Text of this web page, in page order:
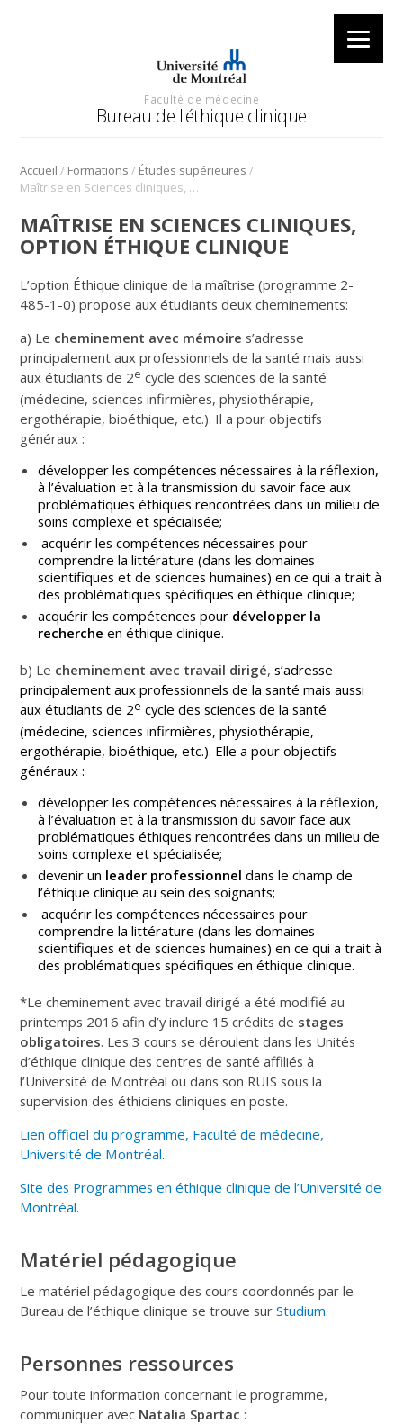
Faculté de médecine
Bureau de l'éthique clinique
Accueil / Formations / Études supérieures /
Maîtrise en Sciences cliniques, option éthique clinique
MAÎTRISE EN SCIENCES CLINIQUES,
OPTION ÉTHIQUE CLINIQUE
L’option Éthique clinique de la maîtrise (programme 2-
485-1-0) propose aux étudiants deux cheminements:
a) Le cheminement avec mémoire s’adresse
principalement aux professionnels de la santé mais aussi
aux étudiants de 2e cycle des sciences de la santé
(médecine, sciences infirmières, physiothérapie,
ergothérapie, bioéthique, etc.). Il a pour objectifs
généraux :
développer les compétences nécessaires à la réflexion,
à l’évaluation et à la transmission du savoir face aux
problématiques éthiques rencontrées dans un milieu de
soins complexe et spécialisée;
acquérir les compétences nécessaires pour
comprendre la littérature (dans les domaines
scientifiques et de sciences humaines) en ce qui a trait à
des problématiques spécifiques en éthique clinique;
acquérir les compétences pour développer la
recherche en éthique clinique.
b) Le cheminement avec travail dirigé,s’adresse
principalement aux professionnels de la santé mais aussi
aux étudiants de 2e cycle des sciences de la santé
(médecine, sciences infirmières, physiothérapie,
ergothérapie, bioéthique, etc.). Elle a pour objectifs
généraux :
développer les compétences nécessaires à la réflexion,
à l’évaluation et à la transmission du savoir face aux
problématiques éthiques rencontrées dans un milieu de
soins complexe et spécialisée;
devenir un leader professionneldans le champ de
l’éthique clinique au sein des soignants;
acquérir les compétences nécessaires pour
comprendre la littérature (dans les domaines
scientifiques et de sciences humaines) en ce qui a trait à
des problématiques spécifiques en éthique clinique.
*Le cheminement avec travail dirigé a été modifié au
printemps 2016 afin d’y inclure 15 crédits de stages
obligatoires. Les 3 coursse déroulent dans les Unités
d’éthique clinique des centres de santé affiliés à
l’Université de Montréal ou dans son RUIS sous la
supervision des éthiciens cliniques en poste.
Lien officiel du programme, Faculté de médecine,
Université de Montréal.
Site des Programmes en éthique clinique de l’Université de
Montréal.
Matériel pédagogique
Le matériel pédagogique des cours coordonnés par le
Bureau de l’éthique clinique se trouve surStudium.
Personnes ressources
Pour toute information concernant le programme,
communiquer avec Natalia Spartac :